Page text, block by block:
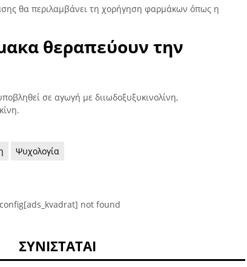
θα περιλαμβάνει τη χορήγηση φαρμάκων όπως η
θεραπεύουν την
σε αγωγή με διιωδοξυξυκινολίνη,
Ψυχολογία
not found
ΣΥΝΙΣΤΆΤΑΙ